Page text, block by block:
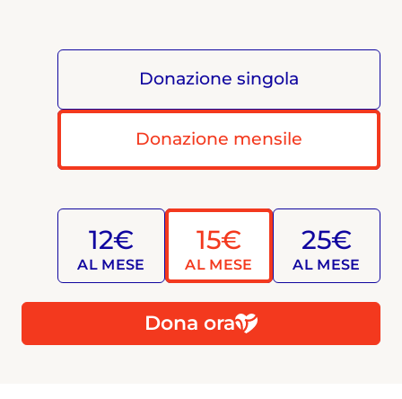
Donazione singola
Donazione mensile
12€
AL MESE
15€
AL MESE
25€
AL MESE
Dona ora